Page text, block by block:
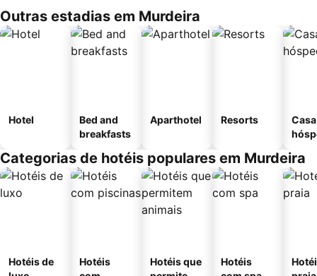
Outras estadias em Murdeira
Hotel
Bed and
breakfasts
Aparthotel Resorts
Categorias de hotéis populares em Murdeira
Hotéis de
Hotéis
Hotéis que
Hotéis